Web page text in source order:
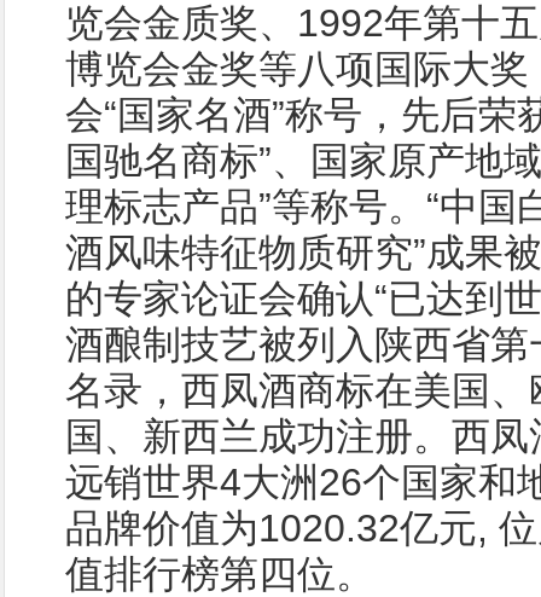
览会金质奖、1992年第十
博览会金奖等八项国际大
会“国家名酒”称号，先后荣
国驰名商标”、国家原产地
理标志产品”等称号。“中
酒风味特征物质研究”成果
的专家论证会确认“已达到
酒酿制技艺被列入陕西省
名录，西凤酒商标在美国
国、新西兰成功注册。西
远销世界4大洲26个国家和
品牌价值为1020.32亿元,
值排行榜第四位。